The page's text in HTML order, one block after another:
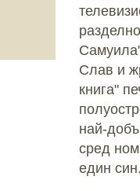
Слав и
книга"
най-
сред
един